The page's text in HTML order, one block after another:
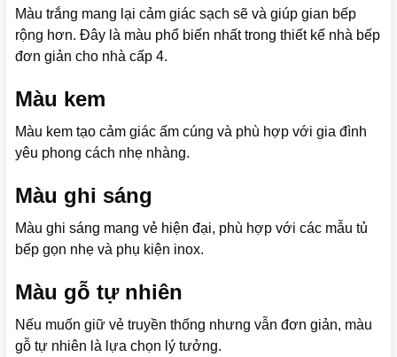
Màu trắng mang lại cảm giác sạch sẽ và giúp gian bếp
rộng hơn. Đây là màu phổ biến nhất trong thiết kế nhà bếp
đơn giản cho nhà cấp 4.
Màu kem
Màu kem tạo cảm giác ấm cúng và phù hợp với gia đình
yêu phong cách nhẹ nhàng.
Màu ghi sáng
Màu ghi sáng mang vẻ hiện đại, phù hợp với các mẫu tủ
bếp gọn nhẹ và phụ kiện inox.
Màu gỗ tự nhiên
Nếu muốn giữ vẻ truyền thống nhưng vẫn đơn giản, màu
gỗ tự nhiên là lựa chọn lý tưởng.